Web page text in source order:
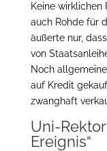
Keine
auch Rohde für
äußerte nur,
von
Noch
auf Kredit
zwanghaft
Uni-
Ereignis“